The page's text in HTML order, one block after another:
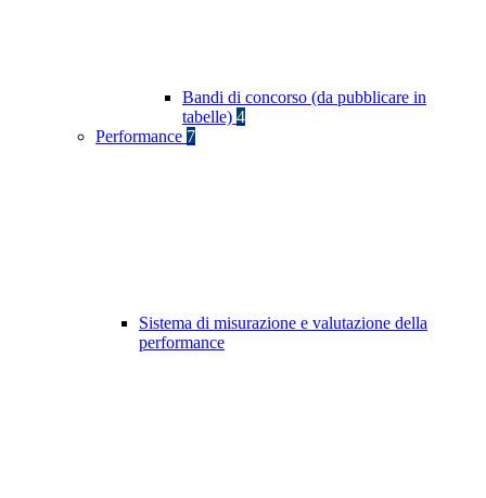
Bandi di concorso (da pubblicare in
tabelle) 4
Performance 7
Sistema di misurazione e valutazione della
performance